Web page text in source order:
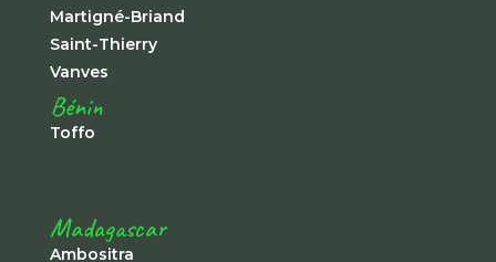
Martigné-Briand
Saint-Thierry
Vanves
Bénin
Toffo
Madagascar
Ambositra